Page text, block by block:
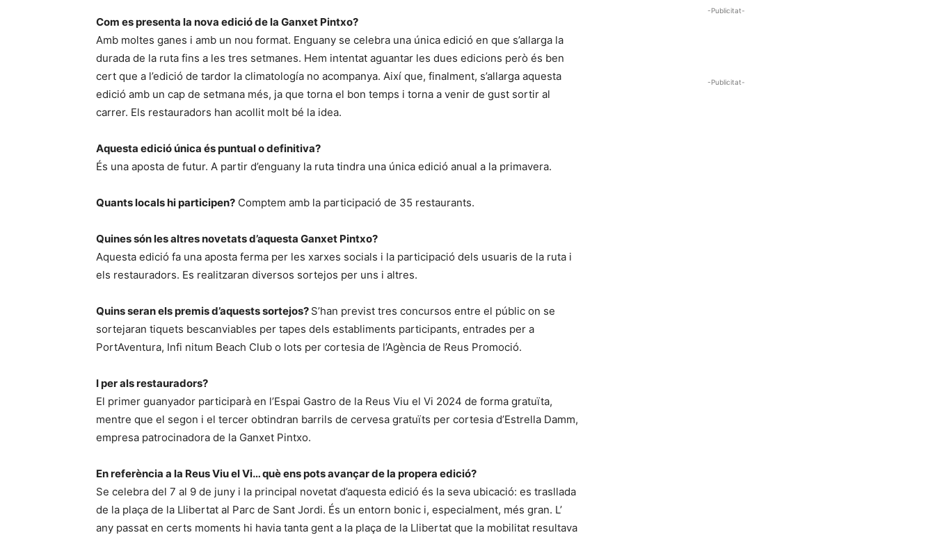
Com es presenta la nova edició de la Ganxet Pintxo?
Amb moltes ganes i amb un nou format. Enguany se celebra una única edició en que s’allarga la
durada de la ruta fins a les tres setmanes. Hem intentat aguantar les dues edicions però és ben
cert que a l’edició de tardor la climatología no acompanya. Així que, finalment, s’allarga aquesta
edició amb un cap de setmana més, ja que torna el bon temps i torna a venir de gust sortir al
carrer. Els restauradors han acollit molt bé la idea.
Aquesta edició única és puntual o definitiva?
És una aposta de futur. A partir d’enguany la ruta tindra una única edició anual a la primavera.
Quants locals hi participen? Comptem amb la participació de 35 restaurants.
Quines són les altres novetats d’aquesta Ganxet Pintxo?
Aquesta edició fa una aposta ferma per les xarxes socials i la participació dels usuaris de la ruta i
els restauradors. Es realitzaran diversos sortejos per uns i altres.
Quins seran els premis d’aquests sortejos? S’han previst tres concursos entre el públic on se
sortejaran tiquets bescanviables per tapes dels establiments participants, entrades per a
PortAventura, Infi nitum Beach Club o lots per cortesia de l’Agència de Reus Promoció.
I per als restauradors?
El primer guanyador participarà en l’Espai Gastro de la Reus Viu el Vi 2024 de forma gratuïta,
mentre que el segon i el tercer obtindran barrils de cervesa gratuïts per cortesia d’Estrella Damm,
empresa patrocinadora de la Ganxet Pintxo.
En referència a la Reus Viu el Vi… què ens pots avançar de la propera edició?
Se celebra del 7 al 9 de juny i la principal novetat d’aquesta edició és la seva ubicació: es trasllada
de la plaça de la Llibertat al Parc de Sant Jordi. És un entorn bonic i, especialment, més gran. L’
any passat en certs moments hi havia tanta gent a la plaça de la Llibertat que la mobilitat resultava
-Publicitat-
-Publicitat-